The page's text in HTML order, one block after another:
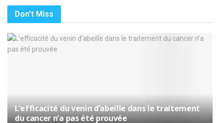
Don't Miss
L’efficacité du venin d’abeille dans le traitement
du cancer n’a pas été prouvée